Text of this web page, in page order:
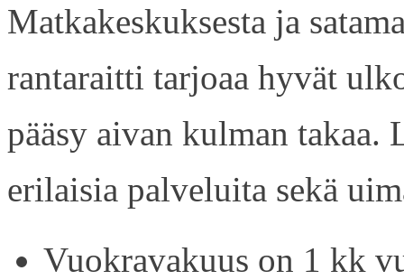
Matkakeskuksesta ja
rantaraitti tarjoaa hyvät
pääsy aivan kulman
erilaisia palveluita sekä
Vuokravakuus on 1 kk